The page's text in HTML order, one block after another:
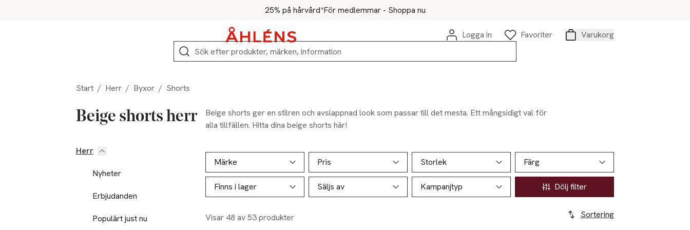
25% på hårvård*För medlemmar - Shoppa nu
Logga in
Favoriter
Varukorg
Sök
Start / Herr / Byxor / Shorts
Beige shorts herr
Beige shorts ger en stilren och avslappnad look som passar till det mesta. Ett mångsidigt val för
alla tillfällen. Hitta dina beige shorts här!
Hoppa till produktsidan
Herr
Nyheter
Erbjudanden
Populärt just nu
Hoppa till produktsidan
Märke
Pris Storlek Färg
Finns i lager Säljs av Kampanjtyp Dölj filter
Visar 48 av 53 produkter Sortering
Lista över produkter